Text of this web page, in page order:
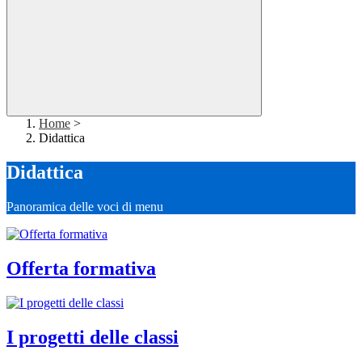
Home >
Didattica
Didattica
Panoramica delle voci di menu
Offerta formativa
I progetti delle classi